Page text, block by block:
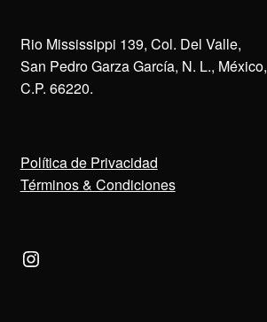
Rio Mississippi 139, Col. Del Valle,
San Pedro Garza García, N. L., México,
C.P. 66220.
Política de Privacidad
Términos & Condiciones
Instagram